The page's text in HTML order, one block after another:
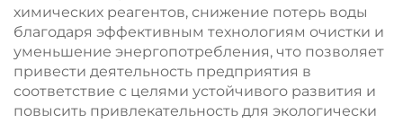
химических реагентов, снижение потерь воды
благодаря эффективным технологиям очистки и
уменьшение энергопотребления, что позволяет
привести деятельность предприятия в
соответствие с целями устойчивого развития и
повысить привлекательность для экологически